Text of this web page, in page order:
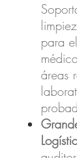
para
áreas